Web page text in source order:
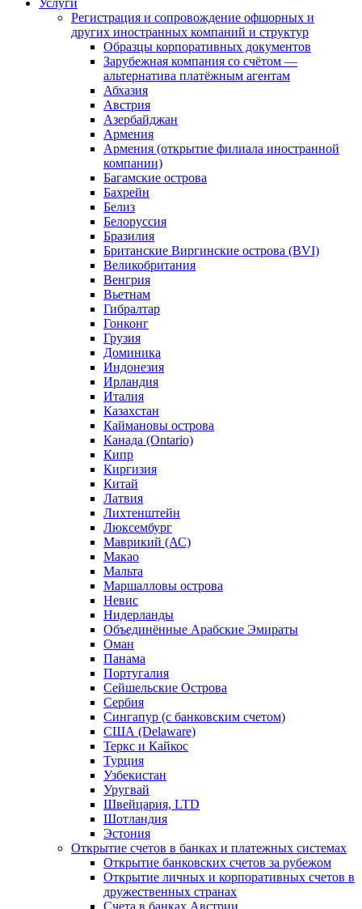
Услуги
Регистрация и сопровождение офшорных и
других иностранных компаний и структур
Образцы корпоративных документов
Зарубежная компания со счётом —
альтернатива платёжным агентам
Абхазия
Австрия
Азербайджан
Армения
Армения (открытие филиала иностранной
компании)
Багамские острова
Бахрейн
Белиз
Белоруссия
Бразилия
Британские Виргинские острова (BVI)
Великобритания
Венгрия
Вьетнам
Гибралтар
Гонконг
Грузия
Доминика
Индонезия
Ирландия
Италия
Казахстан
Каймановы острова
Канада (Ontario)
Кипр
Киргизия
Китай
Латвия
Лихтенштейн
Люксембург
Маврикий (АС)
Макао
Мальта
Маршалловы острова
Нeвис
Нидерланды
Объединённые Арабские Эмираты
Оман
Панама
Португалия
Сейшельские Острова
Сербия
Сингапур (c банковским счетом)
США (Delaware)
Теркс и Кайкос
Турция
Узбекистан
Уругвай
Швейцария, LTD
Шотландия
Эстония
Открытие счетов в банках и платежных системах
Открытие банковских счетов за рубежом
Открытие личных и корпоративных счетов в
дружественных странах
Счета в банках Австрии